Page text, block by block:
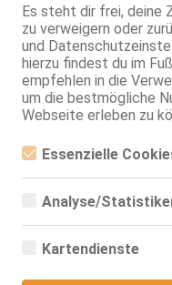
Es steht dir frei, deine
zu verweigern oder
und
hierzu findest du im
empfehlen in die
um die bestmögliche
Webseite erleben zu
Essenzielle
Essenzielle Cookies sind
ermöglicht werden. Die
Analyse/
Analyse- bzw.
Zugriffsstatistiken
Kartendienste
Halle (Saale)
Lilly -
ZK, AV, 69,
ZK, AV, 69,
Plauen
93.0km,